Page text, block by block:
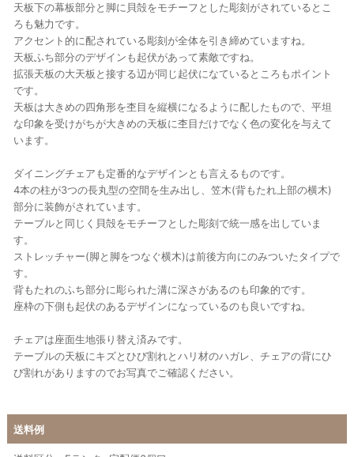
天板下の幕板部分と脚に貝殻をモチーフとした彫刻がされているとこ
ろも魅力です。
アクセント的に配されている彫刻が全体を引き締めていますね。
天板ふち部分のデザインも起伏があって素敵ですね。
拡張天板の大天板と接する辺が同じ起伏になているところもポイント
です。
天板は大きめの四角形を杢目を縦横になるように配したもので、平坦
な印象を受けがちが大きめの天板に杢目だけでなく色の変化を与えて
います。
ダイニングチェアも定番的なデザインとも言えるものです。
4本の柱が3つの長丸型の空間を生み出し、笠木(背もたれ上部の横木)
部分に装飾がされています。
テーブルと同じく貝殻をモチーフとした彫刻で統一感を出していま
す。
ストレッチャー(脚と脚をつなぐ横木)は前後方向にのみついたタイプで
す。
背もたれのふち部分に彫られた溝に深さがあるのも印象的です。
座枠の下側も起伏のあるデザインになっているのも良いですね。
チェアは座面生地張り替え済みです。
テーブルの天板にキズとひび割れとハリ材のハガレ、チェアの背にひ
び割れがありますのでお写真でご確認ください。
送料例